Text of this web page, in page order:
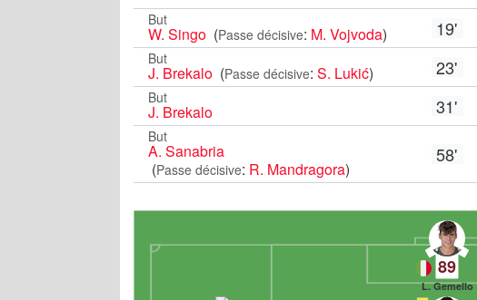
But
W. Singo (Passe décisive: M. Vojvoda) 19'
But
J. Brekalo (Passe décisive: S. Lukić) 23'
But
J. Brekalo 31'
But
A. Sanabria
(Passe décisive: R. Mandragora)
58'
89
L. Gemello